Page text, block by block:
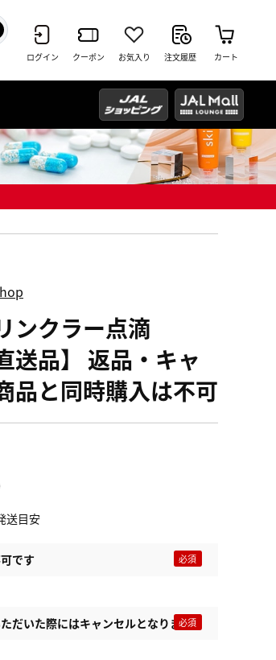
ログイン クーポン お気入り 注文履歴 カート
ンクラー点滴
送品】 返品・キャ
品と同時購入は不可
送目安
です
ただいた際にはキャンセルとなります